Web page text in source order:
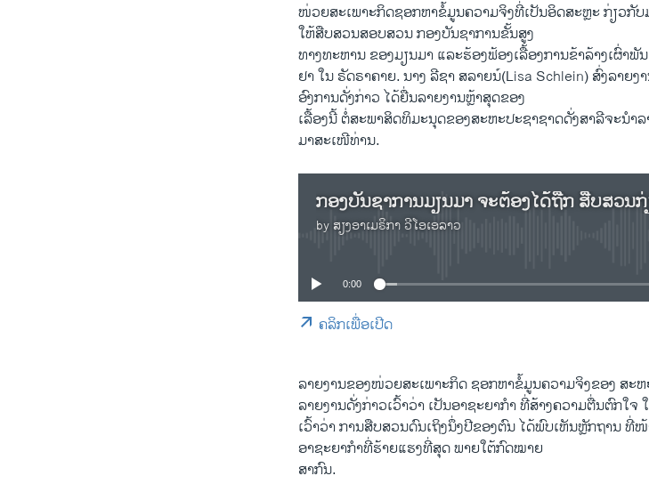
ໜ່ວຍສະເພາະກິດຊອກຫາຂໍ້ມູນຄວາມຈິງທີ່ເປັນອິດສະຫຼະ ກ່ຽວກັບ
ໃຫ້ສືບສວນສອບສວນ ກອງບັນຊາການຂັ້ນສູງ
ທາງທະຫານ ຂອງມຽນມາ ແລະຮ້ອງຟ້ອງເລື້ອງການຂ້າລ້າງເຜົ່າພັ
ຢາ ໃນ ຣັດຣາຄາຍ. ນາງ ລີຊາ ສລາຍນ໌(Lisa Schlein) ສົ່ງລາຍ
ອົງການດັ່ງກ່າວ ໄດ້ຍື່ນລາຍງານຫຼ້າສຸດຂອງ
ເລື້ອງນີ້ ຕໍ່ສະພາສິດທິມະນຸດຂອງສະຫະປະຊາຊາດດັ່ງສາລີຈະນຳ
ມາສະເໜີທ່ານ.
by ສຽງອາເມຣິກາ ວີໂອເອລາວ
0:00
ຄລິກເພື່ອເປີດ
ລາຍງານຂອງໜ່ວຍສະເພາະກິດ ຊອກຫາຂໍ້ມູນຄວາມຈິງຂອງ ສະ
ລາຍງານດັ່ງກ່າວເວົ້າວ່າ ເປັນອາຊະຍາກຳ ທີ່ສ້າງຄວາມຕື່ນຕົກໃ
ເວົ້າວ່າ ການສືບສວນດົນເຖິງນຶ່ງປີຂອງຕົນ ໄດ້ພົບເຫັນຫຼັກຖານ ທີ່
ອາຊະຍາກຳທີ່ຮ້າຍແຮງທີ່ສຸດ ພາຍໃຕ້ກົດໝາຍ
ສາກົນ.